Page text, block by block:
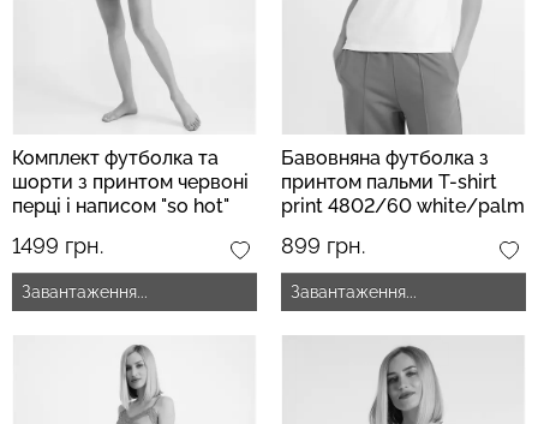
Комплект футболка та
шорти з принтом червоні
перці і написом "so hot"
6125/010
white/black/peppers
(білий/чорний)
1499 грн.
Завантаження...
Бавовняна футболка з
принтом пальми T-shirt
print 4802/60 white/palm
899 грн.
Завантаження...
Безшовні легінси з
мікрофібри LEGGINGS 02
(чорний) Giulia
789 грн.
Безшовні бразиліана з
легкою корекцією
BRASILIAN SHAPEWEAR
black (чорний) Giulia
258 грн.
369 грн.